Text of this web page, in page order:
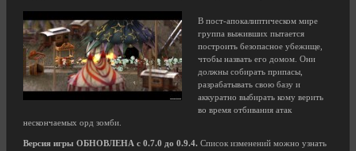
В пост-апокалиптическом мире
группа выживших пытается
построить безопасное убежище,
чтобы назвать его домом. Они
должны собирать припасы,
разрабатывать свою базу и
аккуратно выбирать кому верить
во время отбивания атак
нескончаемых орд зомби.
Версия игры ОБНОВЛЕНА с 0.7.0 до 0.9.4. Список изменений можно узнать